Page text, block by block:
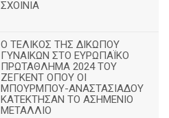
ΣΧΟΙΝΙΑ
Ο ΤΕΛΙΚΟΣ ΤΗΣ ΔΙΚΩΠΟΥ
ΓΥΝΑΙΚΩΝ ΣΤΟ ΕΥΡΩΠΑΪΚΟ
ΠΡΩΤΑΘΛΗΜΑ 2024 ΤΟΥ
ΖΕΓΚΕΝΤ ΟΠΟΥ ΟΙ
ΜΠΟΥΡΜΠΟΥ-ΑΝΑΣΤΑΣΙΑΔΟΥ
ΚΑΤΕΚΤΗΣΑΝ ΤΟ ΑΣΗΜΕΝΙΟ
ΜΕΤΑΛΛΙΟ